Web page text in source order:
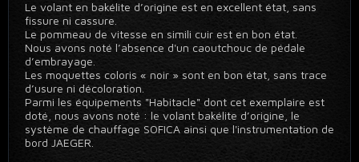
Le volant en bakélite d’origine est en excellent état, sans
fissure ni cassure.
Le pommeau de vitesse en simili cuir est en bon état.
Nous avons noté l’absence d'un caoutchouc de pédale
d’embrayage.
Les moquettes coloris « noir » sont en bon état, sans trace
d’usure ni décoloration.
Parmi les équipements "Habitacle" dont cet exemplaire est
doté, nous avons noté : le volant bakélite d’origine, le
système de chauffage SOFICA ainsi que l'instrumentation de
bord JAEGER.